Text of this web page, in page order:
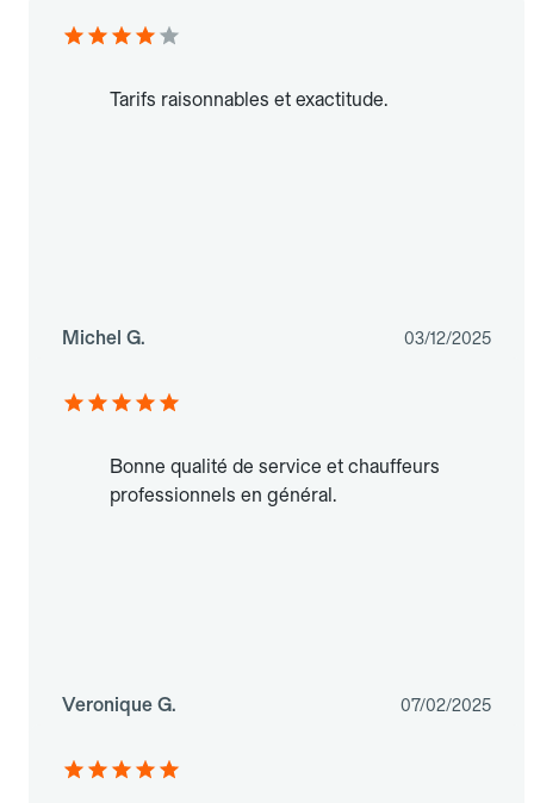
Tarifs raisonnables et exactitude.
Michel G. 03/12/2025
Bonne qualité de service et chauffeurs
professionnels en général.
Veronique G. 07/02/2025